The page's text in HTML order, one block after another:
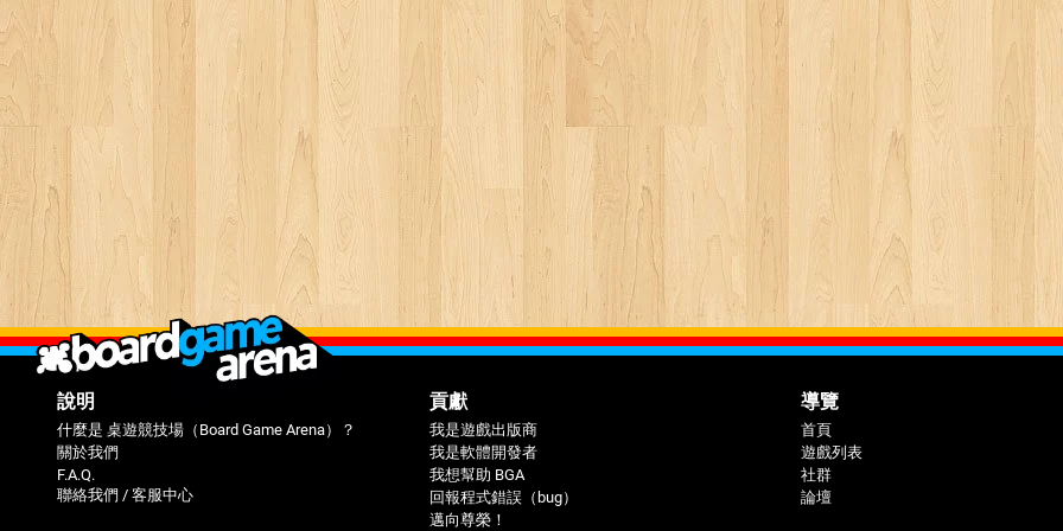
說明
什麼是 桌遊競技場（Board Game Arena）？
關於我們
F.A.Q.
聯絡我們 / 客服中心
貢獻
我是遊戲出版商
我是軟體開發者
我想幫助 BGA
回報程式錯誤（bug）
邁向尊榮！
導覽
首頁
遊戲列表
社群
論壇